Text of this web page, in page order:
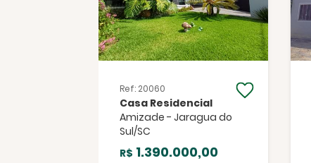
Ref: 20060
Casa Residencial
Amizade - Jaragua do
Sul/SC
R$ 1.390.000,00